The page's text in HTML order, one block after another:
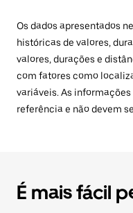
Os dados apresentados
históricas de valores,
valores, durações e
com fatores como
variáveis. As
referência e não devem
É mais fácil